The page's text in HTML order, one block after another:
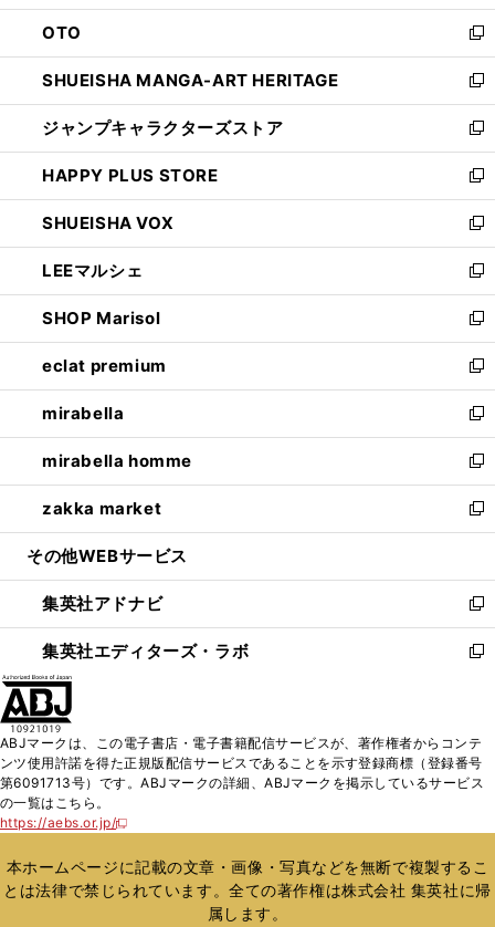
ウ
で
開
く
ン
ド
ウ
で
開
く
OTO
新
し
い
ウ
ィ
ン
ド
ウ
で
開
く
SHUEISHA MANGA-ART HERITAGE
新
し
い
ウ
ィ
ン
ド
ウ
で
開
く
ジャンプキャラクターズストア
新
し
い
ウ
ィ
ン
ド
ウ
で
開
く
HAPPY PLUS STORE
新
し
い
ウ
ィ
ン
ド
ウ
で
開
く
SHUEISHA VOX
新
し
い
ウ
ィ
ン
ド
ウ
で
開
く
LEEマルシェ
新
し
い
ウ
ィ
ン
ド
ウ
で
開
く
SHOP Marisol
新
し
い
ウ
ィ
ン
ド
ウ
で
開
eclat premium
新
し
い
ウ
ィ
ン
ド
ウ
開
く
mirabella
新
し
い
ウ
ィ
ン
ウ
で
開
く
mirabella homme
新
し
い
ウ
ン
ド
ウ
で
zakka market
新
し
ウ
ィ
ン
ド
く
その他WEBサービス
集英社アドナビ
新
し
い
ド
ウ
で
集英社エディターズ・ラボ
新
ィ
ン
ド
開
く
ABJマークは、この電子書店・電子書籍配信サービスが、著作権者からコンテ
ンツ使用許諾を得た正規版配信サービスであることを示す登録商標（登録番号
第6091713号）です。ABJマークの詳細、ABJマークを掲示しているサービス
の一覧はこちら。
https://aebs.or.jp/
新
い
ウ
ィ
本ホームページに記載の文章・画像・写真などを無断で複製するこ
とは法律で禁じられています。全ての著作権は株式会社 集英社に帰
属します。